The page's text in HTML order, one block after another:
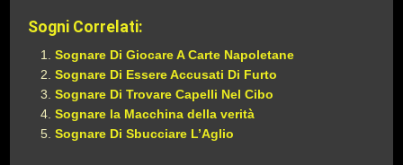
Sogni Correlati:
Sognare Di Giocare A Carte Napoletane
Sognare Di Essere Accusati Di Furto
Sognare Di Trovare Capelli Nel Cibo
Sognare la Macchina della verità
Sognare Di Sbucciare L’Aglio